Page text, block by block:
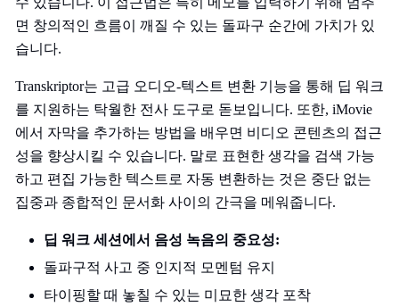
면 창의적인 흐름이 깨질 수 있는 돌파구 순간에 가치가 있
습니다.
Transkriptor는 고급 오디오-텍스트 변환 기능을 통해 딥 워크
를 지원하는 탁월한 전사 도구로 돋보입니다. 또한, iMovie
에서 자막을 추가하는 방법을 배우면 비디오 콘텐츠의 접근
성을 향상시킬 수 있습니다. 말로 표현한 생각을 검색 가능
하고 편집 가능한 텍스트로 자동 변환하는 것은 중단 없는
집중과 종합적인 문서화 사이의 간극을 메워줍니다.
딥 워크 세션에서 음성 녹음의 중요성:
돌파구적 사고 중 인지적 모멘텀 유지
타이핑할 때 놓칠 수 있는 미묘한 생각 포착